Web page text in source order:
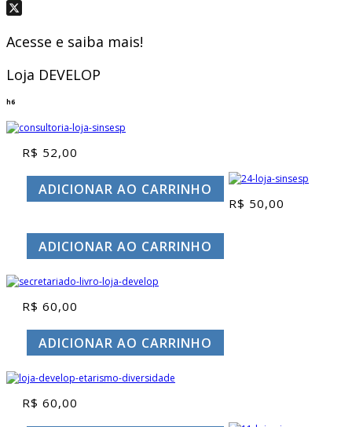
WhatsApp
Acesse e saiba mais!
Loja DEVELOP
h6
R$ 52,00
ADICIONAR AO CARRINHO
R$ 50,00
ADICIONAR AO CARRINHO
R$ 60,00
ADICIONAR AO CARRINHO
R$ 60,00